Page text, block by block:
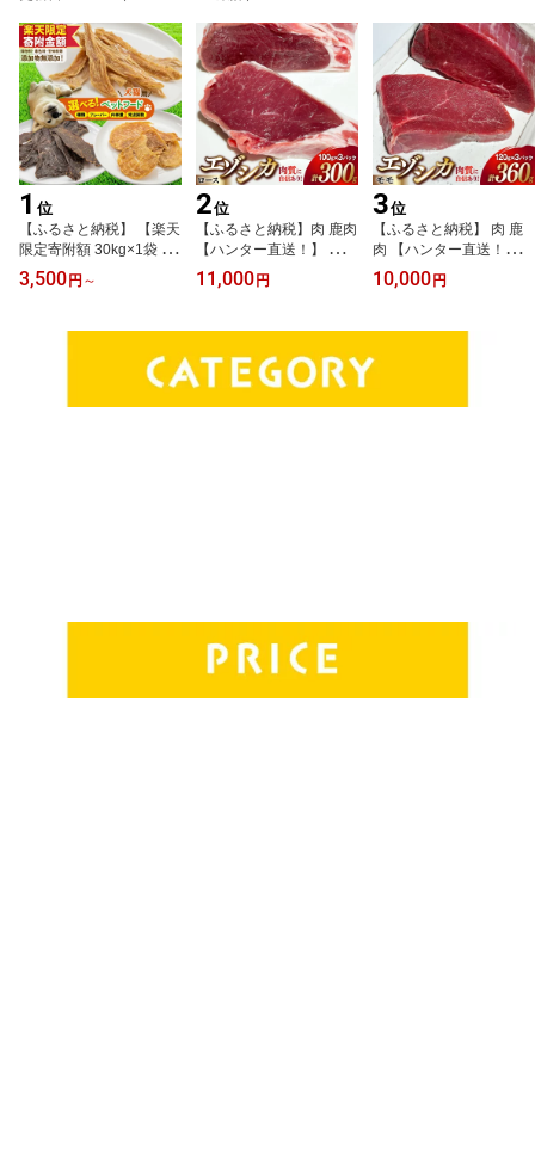
1 位
【ふるさと納税】 【楽天
限定寄附額 30kg×1袋 3,5
00円】ドッグフード 犬
選べる 種類 味 容量 発送
チアンドフラワー 北海道
ペットフード ドッグフー
ド 犬 猫 ペット おやつ 餌
エサ オヤツ 手作り 国産
3,500円 ～
2位
【ふるさと納税】肉 鹿肉
【ハンター直送！】 エゾ
シカ肉 ロース 100g 3パ
ック 計300g [りんどう 北
73] 肉 にく 鹿肉 しか肉
カ ロース 冷凍 BBQ パー
べキュー 焼肉 焼き肉 ふ
るさと納税
11,000円
3位
【ふるさと納税】 肉 鹿
肉 【ハンター直送！】
エゾシカ肉 モモ 120g 3
パック 計360g [りんどう
074] 肉 にく 鹿肉 しか肉
るさと納税
10,000円